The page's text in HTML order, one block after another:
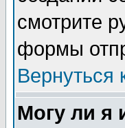
смотрите
формы
Вернуться
Могу ли я